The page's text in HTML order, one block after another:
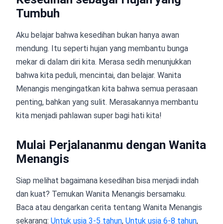
Tumbuh
Aku belajar bahwa kesedihan bukan hanya awan
mendung. Itu seperti hujan yang membantu bunga
mekar di dalam diri kita. Merasa sedih menunjukkan
bahwa kita peduli, mencintai, dan belajar. Wanita
Menangis mengingatkan kita bahwa semua perasaan
penting, bahkan yang sulit. Merasakannya membantu
kita menjadi pahlawan super bagi hati kita!
Mulai Perjalananmu dengan Wanita
Menangis
Siap melihat bagaimana kesedihan bisa menjadi indah
dan kuat? Temukan Wanita Menangis bersamaku.
Baca atau dengarkan cerita tentang Wanita Menangis
sekarang: Untuk usia 3-5 tahun, Untuk usia 6-8 tahun,